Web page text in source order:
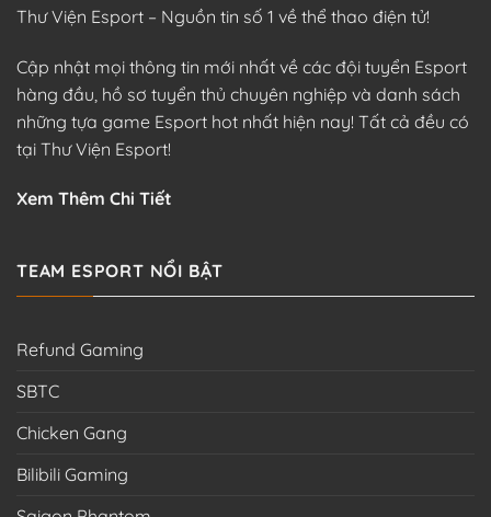
Thư Viện Esport – Nguồn tin số 1 về thể thao điện tử!
Cập nhật mọi thông tin mới nhất về các đội tuyển Esport
hàng đầu, hồ sơ tuyển thủ chuyên nghiệp và danh sách
những tựa game Esport hot nhất hiện nay! Tất cả đều có
tại Thư Viện Esport!
Xem Thêm Chi Tiết
TEAM ESPORT NỔI BẬT
Refund Gaming
SBTC
Chicken Gang
Bilibili Gaming